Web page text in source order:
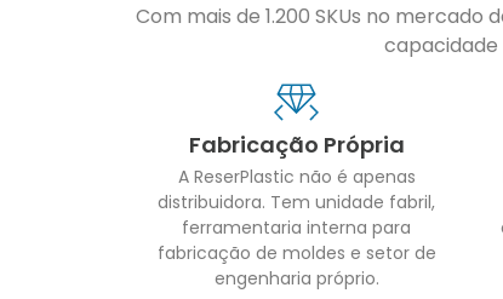
Com mais de 1.200 SKUs no
capacidade
Fabricação Própria
A ReserPlastic não é apenas
distribuidora. Tem unidade fabril,
ferramentaria interna para
fabricação de moldes e setor de
engenharia próprio.